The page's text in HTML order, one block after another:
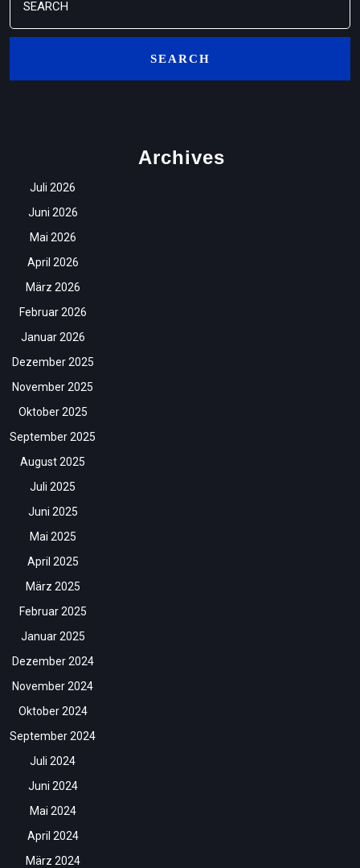
for:
Archives
Juli 2026
Juni 2026
Mai 2026
April 2026
März 2026
Februar 2026
Januar 2026
Dezember 2025
November 2025
Oktober 2025
September 2025
August 2025
Juli 2025
Juni 2025
Mai 2025
April 2025
März 2025
Februar 2025
Januar 2025
Dezember 2024
November 2024
Oktober 2024
September 2024
Juli 2024
Juni 2024
Mai 2024
April 2024
März 2024